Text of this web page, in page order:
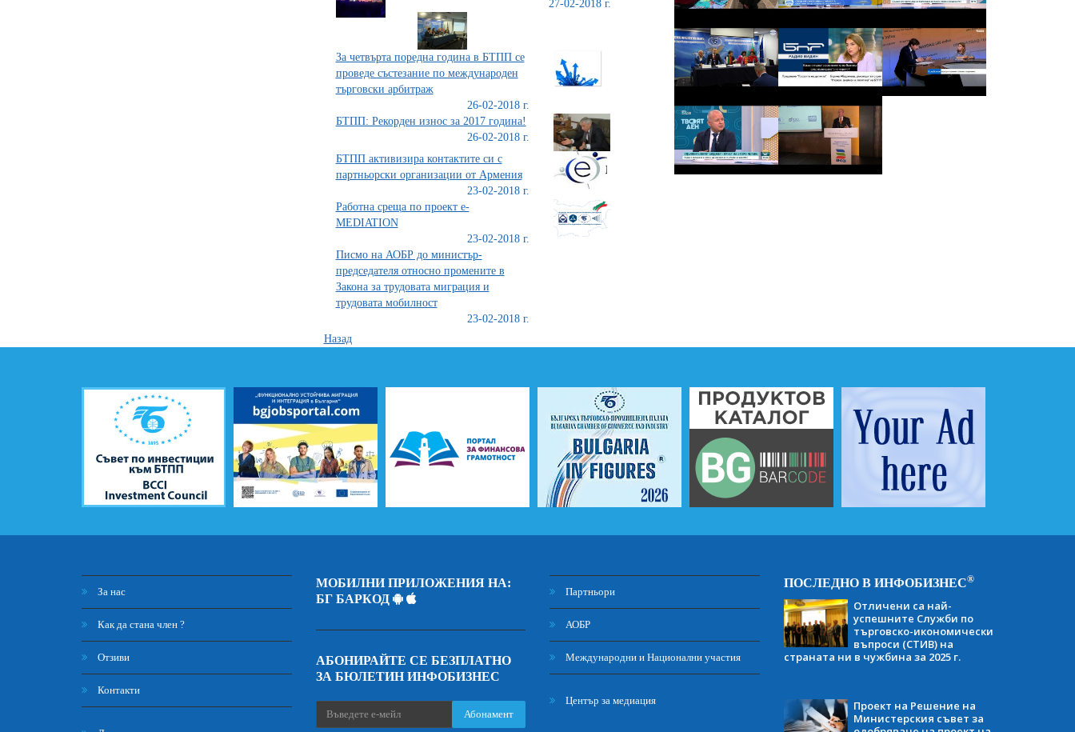
27-02-2018 г.
За четвърта поредна година в БТПП се
проведе състезание по международен
търговски арбитраж
26-02-2018 г.
БТПП: Рекорден износ за 2017 година!
26-02-2018 г.
БТПП активизира контактите си с
партньорски организации от Армения
23-02-2018 г.
Работна среща по проект е-
MEDIATION
23-02-2018 г.
Писмо на АОБР до министър-
председателя относно промените в
Закона за трудовата миграция и
трудовата мобилност
23-02-2018 г.
Назад
За нас
Как да стана член ?
Отзиви
Контакти
МОБИЛНИ ПРИЛОЖЕНИЯ НА:
БГ БАРКОД
АБОНИРАЙТЕ СЕ БЕЗПЛАТНО
ЗА БЮЛЕТИН ИНФОБИЗНЕС
Абонамент
Партньори
АОБР
Международни и Национални участия
Център за медиация
ПОСЛЕДНО В ИНФОБИЗНЕС®
Отличени са най-
успешните Служби по
търговско-икономически
въпроси (СТИВ) на
страната ни в чужбина за 2025 г.
Проект на Решение на
Министерския съвет за